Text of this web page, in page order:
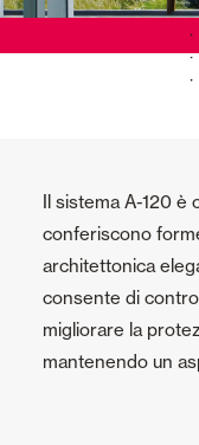
Il sistema A-120
conferiscono
architettonica
consente di
migliorare la
mantenendo un